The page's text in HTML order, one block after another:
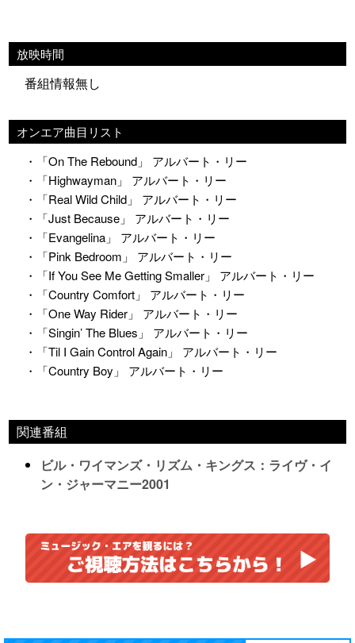
放映時間
番組情報無し
オンエア曲目リスト
・「On The Rebound」 アルバート・リー
・「Highwayman」 アルバート・リー
・「Real Wild Child」 アルバート・リー
・「Just Because」 アルバート・リー
・「Evangelina」 アルバート・リー
・「Pink Bedroom」 アルバート・リー
・「If You See Me Getting Smaller」 アルバート・リー
・「Country Comfort」 アルバート・リー
・「One Way Rider」 アルバート・リー
・「Singin’ The Blues」 アルバート・リー
・「Til I Gain Control Again」 アルバート・リー
・「Country Boy」 アルバート・リー
関連番組
ビル・ワイマンズ・リズム・キングス：ライヴ・イ
ン・ジャーマニー2001